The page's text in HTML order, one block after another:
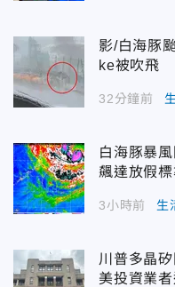
影/白海豚
ke被吹飛
32分鐘前
白海豚暴
飆達放假
3小時前 生
川普多晶
美投資業